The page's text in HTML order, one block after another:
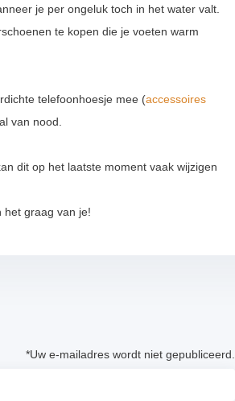
je per ongeluk toch in het water valt.
te kopen die je voeten warm
telefoonhoesje mee (accessoires
van nood.
dit op het laatste moment vaak wijzigen
het graag van je!
*Uw e-mailadres wordt niet gepubliceerd.